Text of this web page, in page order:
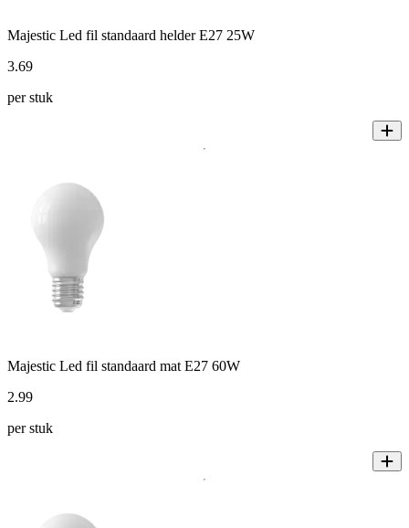
Majestic Led fil standaard helder E27 25W
3.69
per stuk
Majestic Led fil standaard mat E27 60W
2.99
per stuk